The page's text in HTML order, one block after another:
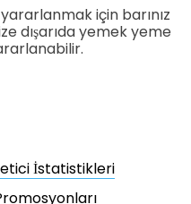
için barınız
dışarıda yemek yeme
İstatistikleri